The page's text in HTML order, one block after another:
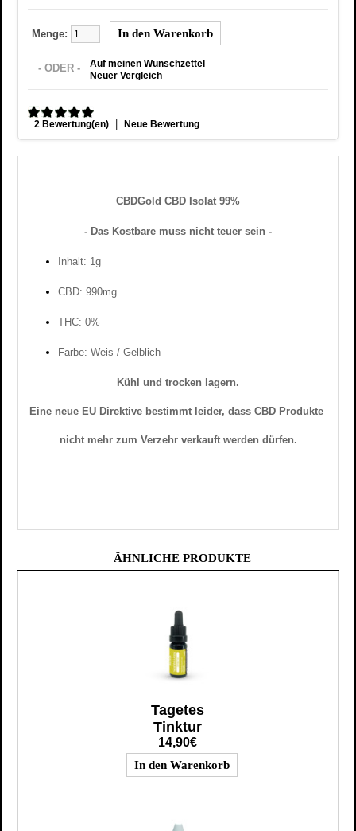
Menge:
- ODER -
Auf meinen Wunschzettel
Neuer Vergleich
2 Bewertung(en) | Neue Bewertung
CBDGold CBD Isolat 99%
- Das Kostbare muss nicht teuer sein -
Inhalt: 1g
CBD: 990mg
THC: 0%
Farbe: Weis / Gelblich
Kühl und trocken lagern.
Eine neue EU Direktive bestimmt leider, dass CBD Produkte
nicht mehr zum Verzehr verkauft werden dürfen.
ÄHNLICHE PRODUKTE
Tagetes
Tinktur
14,90€